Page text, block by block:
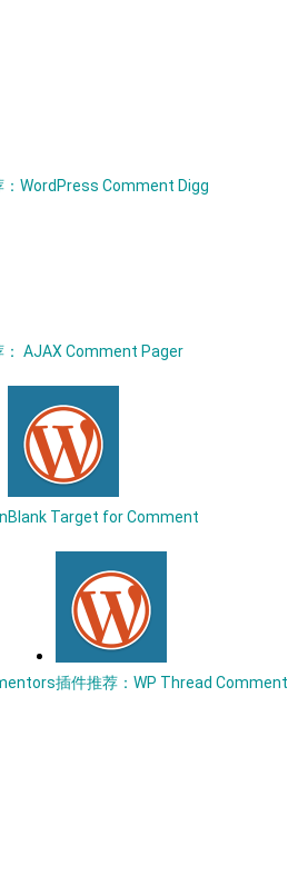
WordPress Comment Digg
AJAX Comment Pager
Blank Target for Comment
插件推荐：WP Thread Comment